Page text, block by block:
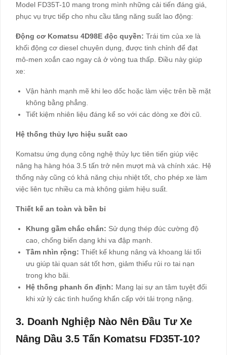
Model FD35T-10 mang trong mình những cải tiến đáng giá,
phục vụ trực tiếp cho nhu cầu tăng năng suất lao động:
Động cơ Komatsu 4D98E độc quyền: Trái tim của xe là
khối động cơ diesel chuyên dụng, được tinh chỉnh để đạt
mô-men xoắn cao ngay cả ở vòng tua thấp. Điều này giúp
xe:
Vận hành mạnh mẽ khi leo dốc hoặc làm việc trên bề mặt
không bằng phẳng.
Tiết kiệm nhiên liệu đáng kể so với các dòng xe đời cũ.
Hệ thống thủy lực hiệu suất cao
Komatsu ứng dụng công nghệ thủy lực tiên tiến giúp việc
nâng hạ hàng hóa 3.5 tấn trở nên mượt mà và chính xác. Hệ
thống này cũng có khả năng chịu nhiệt tốt, cho phép xe làm
việc liên tục nhiều ca mà không giảm hiệu suất.
Thiết kế an toàn và bền bỉ
Khung gầm chắc chắn: Sử dụng thép đúc cường độ
cao, chống biến dạng khi va đập mạnh.
Tầm nhìn rộng: Thiết kế khung nâng và khoang lái tối
ưu giúp tài quan sát tốt hơn, giảm thiểu rủi ro tai nạn
trong kho bãi.
Hệ thống phanh ổn định: Mang lại sự an tâm tuyệt đối
khi xử lý các tình huống khẩn cấp với tải trọng nặng.
3. Doanh Nghiệp Nào Nên Đầu Tư Xe
Nâng Dầu 3.5 Tấn Komatsu FD35T-10?